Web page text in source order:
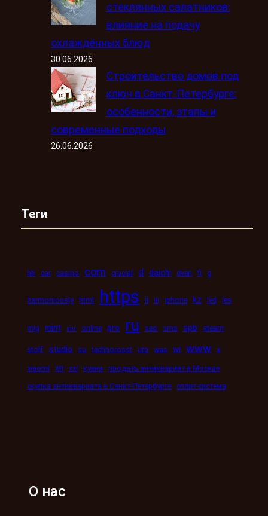
стеклянных салатников:
влияние на подачу
охлаждённых блюд
30.06.2026
Строительство домов под
ключ в Санкт-Петербурге:
особенности, этапы и
современные подходы
26.06.2026
Теги
bb car casino com crucial d daichi dveri fi g
harmoniously html https ii iii iphone kz led les
mig mint mir online pro ru seo sms spb steam
stolf studio su technorosst utp was wi www x
xiaomi xn xxi кухни
продать антиквариат в Москве
скупка антиквариата в Санкт-Петербурге сплит-система
О нас